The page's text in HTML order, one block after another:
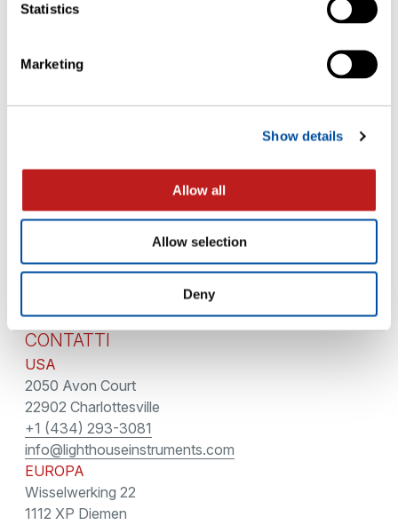
Statistics
Marketing
Show details
Allow all
Allow selection
Deny
PAGINE
La nostra Azienda
Soluzioni
Servizi di Analisi
SERVIZI
Centro di assistenza tecnica
CONTATTI
USA
2050 Avon Court
22902 Charlottesville
+1 (434) 293-3081
info@lighthouseinstruments.com
EUROPA
Wisselwerking 22
1112 XP Diemen